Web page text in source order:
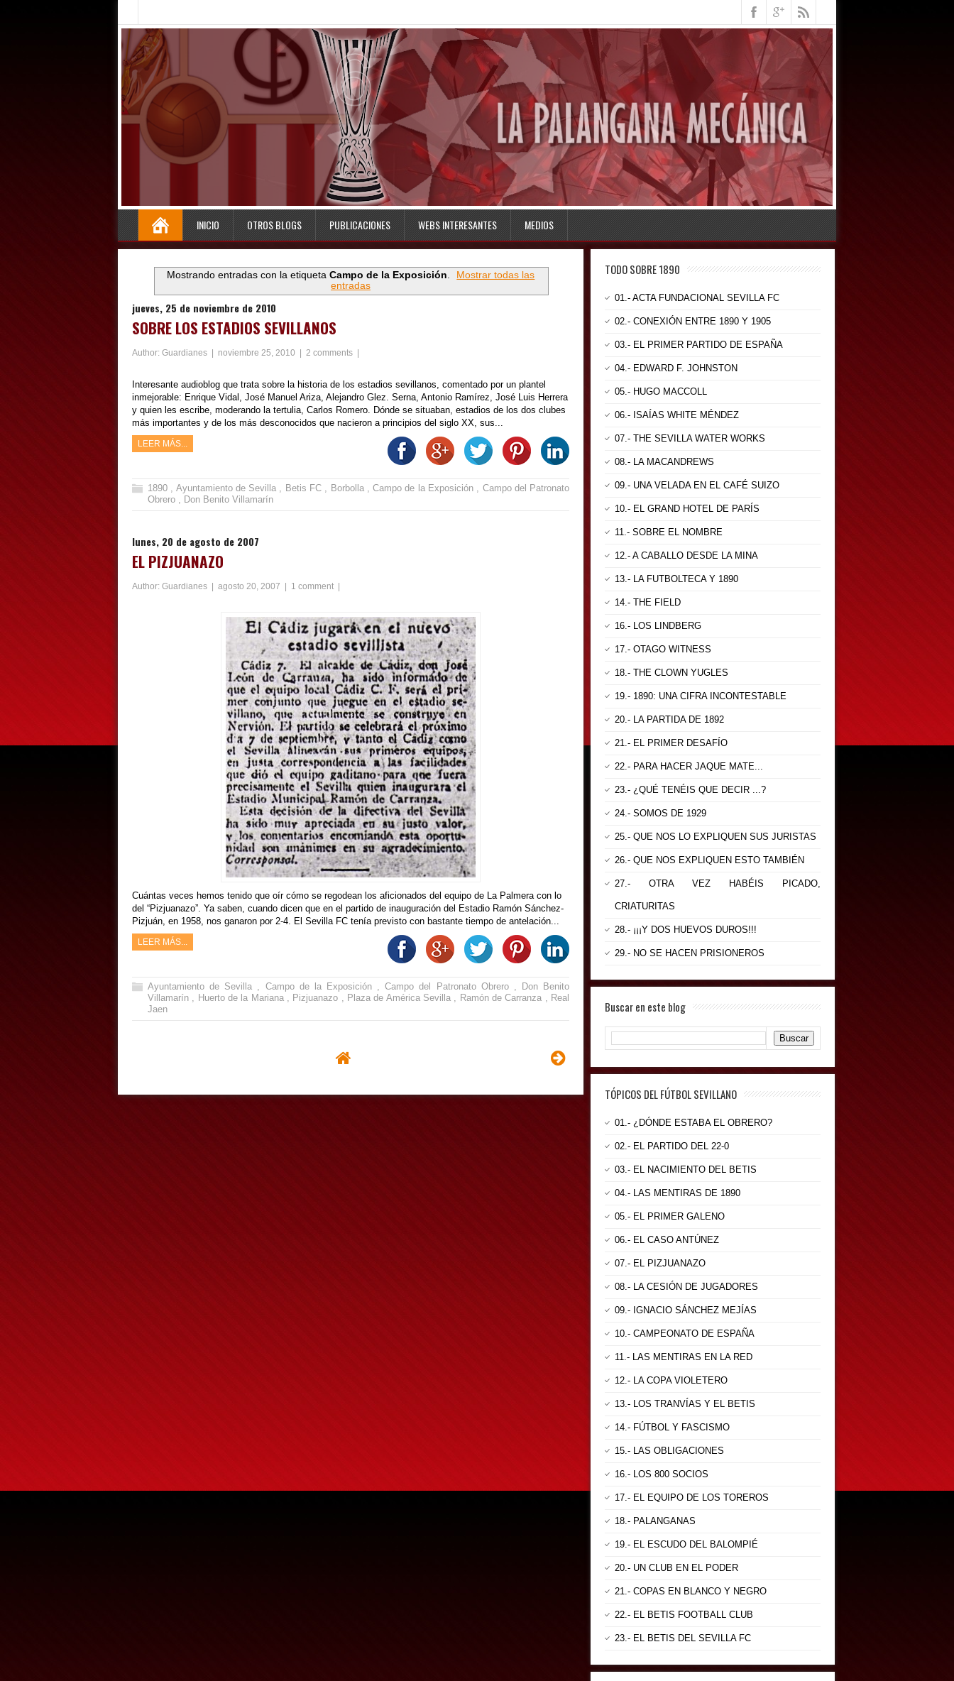
INICIO OTROS BLOGS PUBLICACIONES WEBS INTERESANTES MEDIOS
Mostrando entradas con la etiqueta Campo de la Exposición
Mostrar todas las
entradas
jueves, 25 de noviembre de 2010
SOBRE LOS ESTADIOS SEVILLANOS
Author: Guardianes noviembre 25, 2010 2 comments
Interesante audioblog que trata sobre la historia de los estadios sevillanos, comentado por un plantel
inmejorable: Enrique Vidal, José Manuel Ariza, Alejandro Glez. Serna, Antonio Ramírez, José Luis Herrera
y quien les escribe, moderando la tertulia, Carlos Romero. Dónde se situaban, estadios de los dos clubes
más importantes y de los más desconocidos que nacieron a principios del siglo XX, sus...
LEER MÁS...
1890 , Ayuntamiento de Sevilla , Betis FC , Borbolla ,Campo de la Exposición , Campo del Patronato
Obrero , Don Benito Villamarín
lunes, 20 de agosto de 2007
EL PIZJUANAZO
Author: Guardianes agosto 20, 2007 1 comment
Cuántas veces hemos tenido que oír cómo se regodean los aficionados del equipo de La Palmera con lo
del “Pizjuanazo”. Ya saben, cuando dicen que en el partido de inauguración del Estadio Ramón Sánchez-
Pizjuán, en 1958, nos ganaron por 2-4. El Sevilla FC tenía previsto con bastante tiempo de antelación...
LEER MÁS...
Ayuntamiento de Sevilla , Campo de la Exposición ,Campo del Patronato Obrero ,
Don Benito
Villamarín , Huerto de la Mariana , Pizjuanazo , Plaza de América Sevilla , Ramón de Carranza , Real
Jaen
TODO SOBRE 1890
01.- ACTA FUNDACIONAL SEVILLA FC
02.- CONEXIÓN ENTRE 1890 Y 1905
03.- EL PRIMER PARTIDO DE ESPAÑA
04.- EDWARD F. JOHNSTON
05.- HUGO MACCOLL
06.- ISAÍAS WHITE MÉNDEZ
07.- THE SEVILLA WATER WORKS
08.- LA MACANDREWS
09.- UNA VELADA EN EL CAFÉ SUIZO
10.- EL GRAND HOTEL DE PARÍS
11.- SOBRE EL NOMBRE
12.- A CABALLO DESDE LA MINA
13.- LA FUTBOLTECA Y 1890
14.- THE FIELD
16.- LOS LINDBERG
17.- OTAGO WITNESS
18.- THE CLOWN YUGLES
19.- 1890: UNA CIFRA INCONTESTABLE
20.- LA PARTIDA DE 1892
21.- EL PRIMER DESAFÍO
22.- PARA HACER JAQUE MATE...
23.- ¿QUÉ TENÉIS QUE DECIR ...?
24.- SOMOS DE 1929
25.- QUE NOS LO EXPLIQUEN SUS JURISTAS
26.- QUE NOS EXPLIQUEN ESTO TAMBIÉN
27.- OTRA VEZ HABÉIS PICADO,
CRIATURITAS
28.- ¡¡¡Y DOS HUEVOS DUROS!!!
29.- NO SE HACEN PRISIONEROS
Buscar en este blog
TÓPICOS DEL FÚTBOL SEVILLANO
01.- ¿DÓNDE ESTABA EL OBRERO?
02.- EL PARTIDO DEL 22-0
03.- EL NACIMIENTO DEL BETIS
04.- LAS MENTIRAS DE 1890
05.- EL PRIMER GALENO
06.- EL CASO ANTÚNEZ
07.- EL PIZJUANAZO
08.- LA CESIÓN DE JUGADORES
09.- IGNACIO SÁNCHEZ MEJÍAS
10.- CAMPEONATO DE ESPAÑA
11.- LAS MENTIRAS EN LA RED
12.- LA COPA VIOLETERO
13.- LOS TRANVÍAS Y EL BETIS
14.- FÚTBOL Y FASCISMO
15.- LAS OBLIGACIONES
16.- LOS 800 SOCIOS
17.- EL EQUIPO DE LOS TOREROS
18.- PALANGANAS
19.- EL ESCUDO DEL BALOMPIÉ
20.- UN CLUB EN EL PODER
21.- COPAS EN BLANCO Y NEGRO
22.- EL BETIS FOOTBALL CLUB
23.- EL BETIS DEL SEVILLA FC